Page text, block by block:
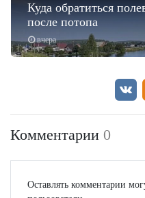
вчера
Куда обратиться
после потопа
Комментарии 0
Оставлять комментарии